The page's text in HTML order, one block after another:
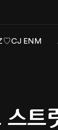
ENM
트